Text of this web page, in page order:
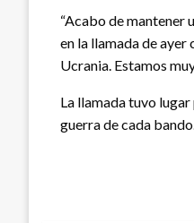
“Acabo de mantener
en la llamada de ayer
Ucrania. Estamos
La llamada tuvo
guerra de cada